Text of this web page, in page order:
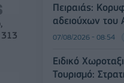
Πειραιάς:
αδειούχων του
07/08/2026 - 08:54
Ειδικό
Τουρισμό: